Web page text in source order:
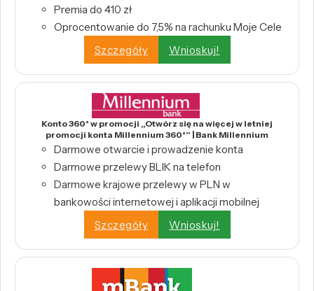
Premia do 410 zł
Oprocentowanie do 7,5% na rachunku Moje Cele
Szczegóły
Wnioskuj!
Konto 360° w promocji „Otwórz się na więcej w letniej
promocji konta Millennium 360°” | Bank Millennium
Darmowe otwarcie i prowadzenie konta
Darmowe przelewy BLIK na telefon
Darmowe krajowe przelewy w PLN w
bankowości internetowej i aplikacji mobilnej
Szczegóły
Wnioskuj!